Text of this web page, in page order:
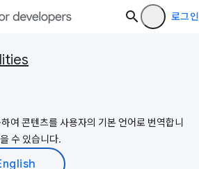
로그인
여 콘텐츠를 사용자의 기본 언어로 번역합니
수 있습니다.